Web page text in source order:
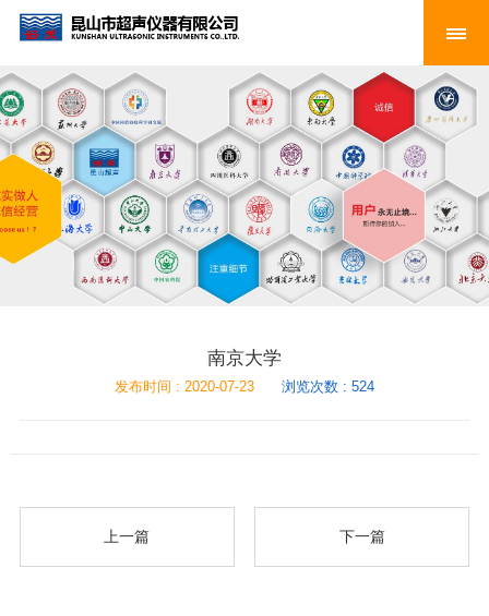
南京大学
发布时间 : 2020-07-23 浏览次数 : 524
上一篇 下一篇